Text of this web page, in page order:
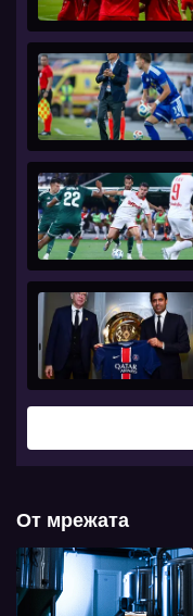
От мрежата